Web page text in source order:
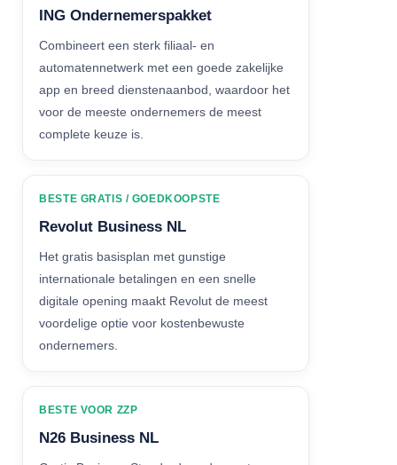
ING Ondernemerspakket
Combineert een sterk filiaal- en
automatennetwerk met een goede zakelijke
app en breed dienstenaanbod, waardoor het
voor de meeste ondernemers de meest
complete keuze is.
BESTE GRATIS / GOEDKOOPSTE
Revolut Business NL
Het gratis basisplan met gunstige
internationale betalingen en een snelle
digitale opening maakt Revolut de meest
voordelige optie voor kostenbewuste
ondernemers.
BESTE VOOR ZZP
N26 Business NL